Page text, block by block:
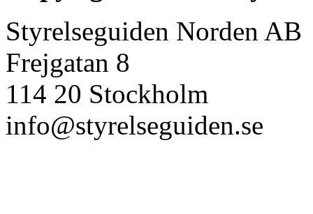
Styrelseguiden Norden AB
Frejgatan 8
114 20 Stockholm
info@styrelseguiden.se